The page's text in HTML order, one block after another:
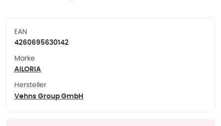
EAN
4260695630142
Marke
AILORIA
Hersteller
Vehns Group GmbH